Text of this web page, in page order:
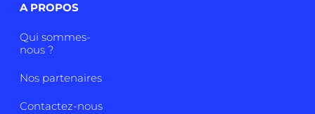
A PROPOS
Qui sommes-
nous ?
Nos partenaires
Contactez-nous